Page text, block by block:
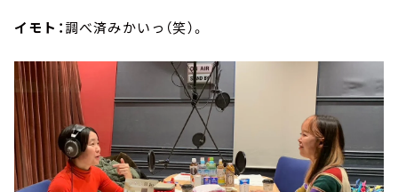
イモト：調べ済みかいっ（笑）。